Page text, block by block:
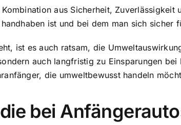
aus Sicherheit,
ist und bei dem man sich sicher
ist es auch ratsam, die
auch langfristig zu Einsparungen
die umweltbewusst handeln
bei